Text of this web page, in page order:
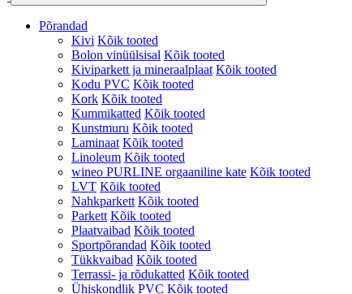
Põrandad
Kivi Kõik tooted
Bolon vinüülsisal Kõik tooted
Kiviparkett ja mineraalplaat Kõik tooted
Kodu PVC Kõik tooted
Kork Kõik tooted
Kummikatted Kõik tooted
Kunstmuru Kõik tooted
Laminaat Kõik tooted
Linoleum Kõik tooted
wineo PURLINE orgaaniline kate Kõik tooted
LVT Kõik tooted
Nahkparkett Kõik tooted
Parkett Kõik tooted
Plaatvaibad Kõik tooted
Sportpõrandad Kõik tooted
Tükkvaibad Kõik tooted
Terrassi- ja rõdukatted Kõik tooted
Ühiskondlik PVC Kõik tooted